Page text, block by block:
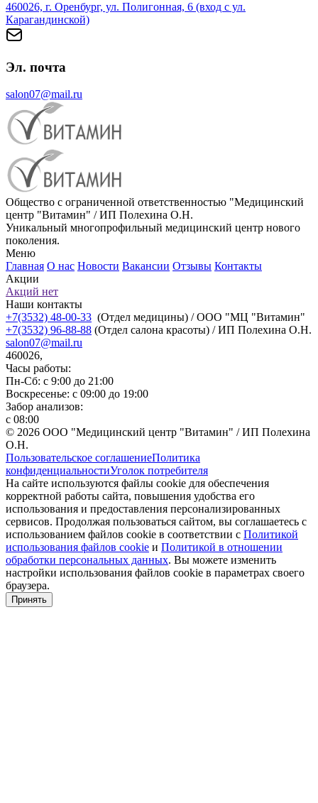
460026, г. Оренбург, ул. Полигонная, 6 (вход с ул.
Карагандинской)
Эл. почта
salon07@mail.ru
Общество с ограниченной ответственностью "Медицинский
центр "Витамин" / ИП Полехина О.Н.
Уникальный многопрофильный медицинский центр нового
поколения.
Меню
Главная О нас Новости Вакансии Отзывы Контакты
Акции
Акций нет
Наши контакты
+7(3532) 48-00-33 (Отдел медицины) / ООО "МЦ "Витамин"
+7(3532) 96-88-88 (Отдел салона красоты) / ИП Полехина О.Н.
salon07@mail.ru
460026,
Часы работы:
Пн-Сб: с 9:00 до 21:00
Воскресенье: с 09:00 до 19:00
Забор анализов:
с 08:00
© 2026 ООО "Медицинский центр "Витамин" / ИП Полехина
О.Н.
Пользовательское соглашениеПолитика
конфиденциальностиУголок потребителя
На сайте используются файлы cookie для обеспечения
корректной работы сайта, повышения удобства его
использования и предоставления персонализированных
сервисов. Продолжая пользоваться сайтом, вы соглашаетесь с
использованием файлов cookie в соответствии с Политикой
использования файлов cookie и Политикой в отношении
обработки персональных данных. Вы можете изменить
настройки использования файлов cookie в параметрах своего
браузера.
Принять